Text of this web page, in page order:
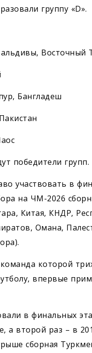
группу «D».
Восточный
Бангладеш
победители групп.
участвовать в
на ЧМ-2026
Китая, КНДР,
Омана,
которой
впервые
в финальных
а второй раз – в
сборная